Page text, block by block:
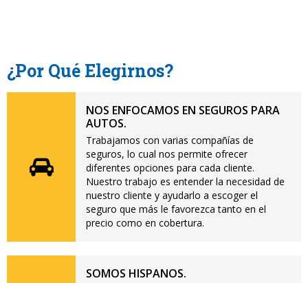
¿Por Qué Elegirnos?
NOS ENFOCAMOS EN SEGUROS PARA
AUTOS.
Trabajamos con varias compañías de
seguros, lo cual nos permite ofrecer
diferentes opciones para cada cliente.
Nuestro trabajo es entender la necesidad de
nuestro cliente y ayudarlo a escoger el
seguro que más le favorezca tanto en el
precio como en cobertura.
SOMOS HISPANOS.